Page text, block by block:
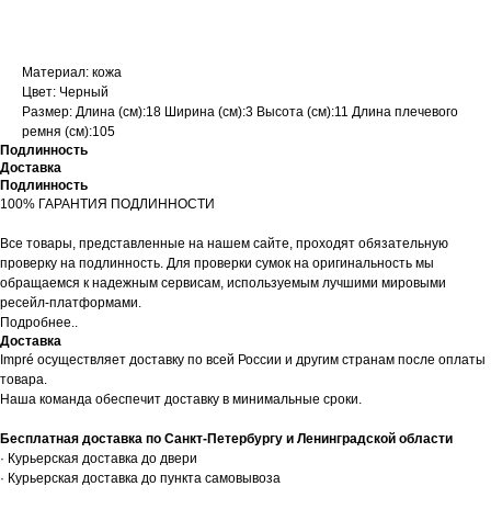
Материал: кожа
Цвет: Черный
Размер: Длина (см):18 Ширина (см):3 Высота (см):11 Длина плечевого
ремня (см):105
Подлинность
Доставка
Подлинность
100% ГАРАНТИЯ ПОДЛИННОСТИ
Все товары, представленные на нашем сайте, проходят обязательную
проверку на подлинность. Для проверки сумок на оригинальность мы
обращаемся к надежным сервисам, используемым лучшими мировыми
ресейл-платформами.
Подробнее..
Доставка
Impré осуществляет доставку по всей России и другим странам после оплаты
товара.
Наша команда обеспечит доставку в минимальные сроки.
Бесплатная доставка по Санкт-Петербургу и Ленинградской области
· Курьерская доставка до двери
· Курьерская доставка до пункта самовывоза